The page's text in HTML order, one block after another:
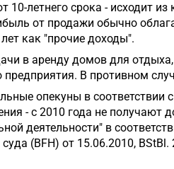
10-летнего срока - исходит
от продажи обычно
как "прочие доходы".
в аренду домов для
предприятия. В противном
опекуны в соответствии
- с 2010 года не получают
деятельности" в
(BFH) от 15.06.2010, BStBl.